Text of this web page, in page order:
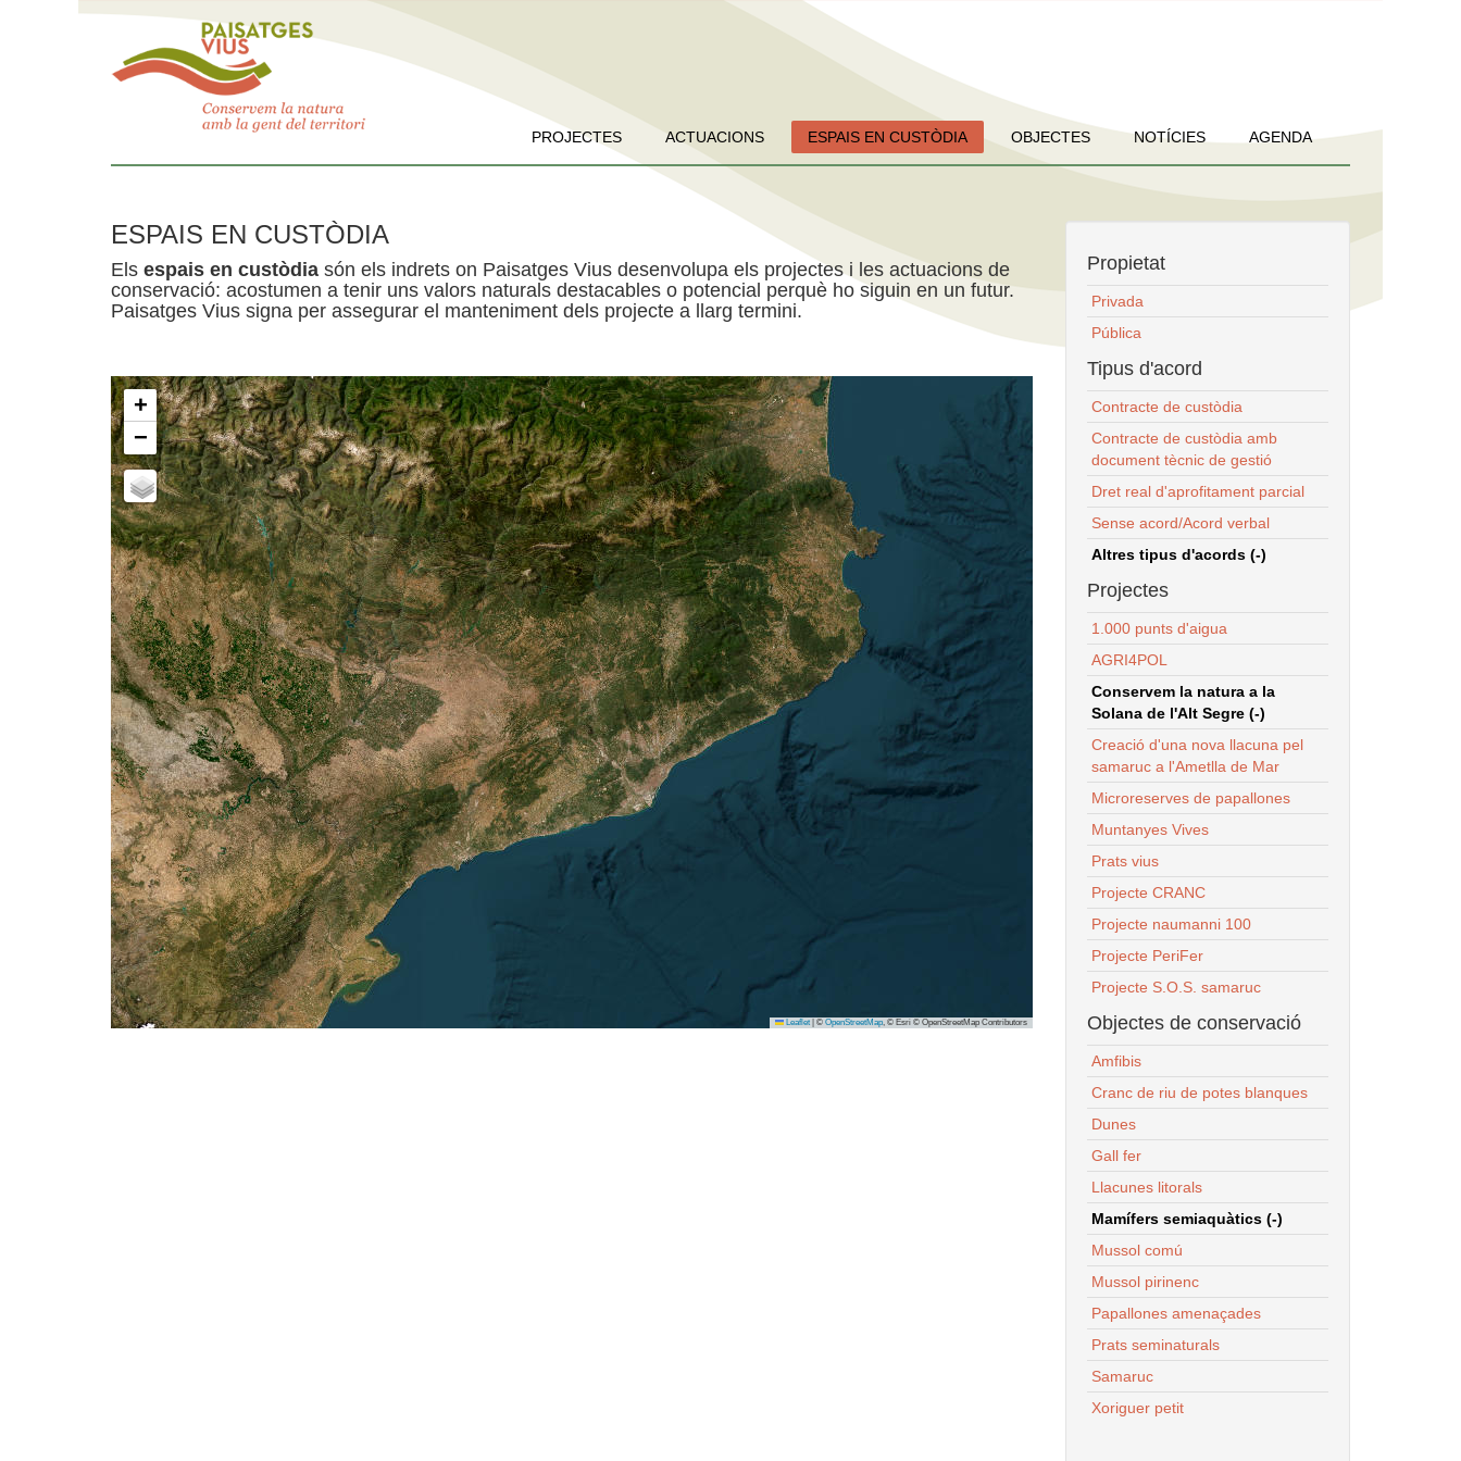
PROJECTES ACTUACIONS ESPAIS EN CUSTÒDIA OBJECTES NOTÍCIES AGENDA
ESPAIS EN CUSTÒDIA
Els espais en custòdia són els indrets on Paisatges Vius desenvolupa els projectes i les actuacions de
conservació: acostumen a tenir uns valors naturals destacables o potencial perquè ho siguin en un futur.
Paisatges Vius signa per assegurar el manteniment dels projecte a llarg termini.
+
−
Leaflet © OpenStreetMap, © Esri © OpenStreetMap Contributors
Propietat
Privada
Pública
Tipus d'acord
Contracte de custòdia
Contracte de custòdia amb
document tècnic de gestió
Dret real d'aprofitament parcial
Sense acord/Acord verbal
Altres tipus d'acords (-)
Projectes
1.000 punts d'aigua
AGRI4POL
Conservem la natura a la
Solana de l'Alt Segre (-)
Creació d'una nova llacuna pel
samaruc a l'Ametlla de Mar
Microreserves de papallones
Muntanyes Vives
Prats vius
Projecte CRANC
Projecte naumanni 100
Projecte PeriFer
Projecte S.O.S. samaruc
Objectes de conservació
Amfibis
Cranc de riu de potes blanques
Dunes
Gall fer
Llacunes litorals
Mamífers semiaquàtics (-)
Mussol comú
Mussol pirinenc
Papallones amenaçades
Prats seminaturals
Samaruc
Xoriguer petit